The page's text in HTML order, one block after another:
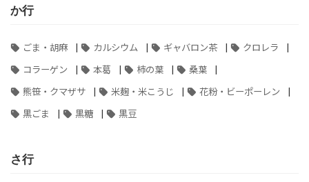
か行
ごま・胡麻 | カルシウム | ギャバロン茶 | クロレラ |
コラーゲン | 本葛 | 柿の葉 | 桑葉 |
熊笹・クマザサ | 米麹・米こうじ | 花粉・ビーポーレン |
黒ごま | 黒糖 | 黒豆
さ行